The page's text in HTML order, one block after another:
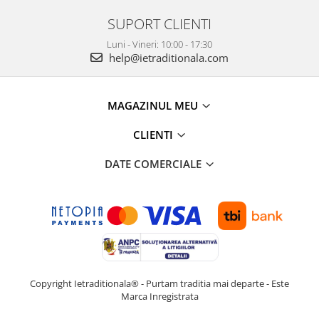
SUPORT CLIENTI
Luni - Vineri: 10:00 - 17:30
help@ietraditionala.com
MAGAZINUL MEU
CLIENTI
DATE COMERCIALE
Copyright Ietraditionala® - Purtam traditia mai departe - Este
Marca Inregistrata